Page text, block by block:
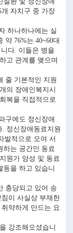
자치구 중 가장
하나하나에는 실
약 76%는 40~60대
다. 이들은 병을
고 관계를 맺으며
줄 기본적인 지원
의 장애인복지시
복을 직접적으로
구에도 정신장애
정신장애동료지원
발적으로 모여 서
하는 공간인 동료
원가 양성 및 동료
을 하고 있습니
충당되고 있어 송
이 사실상 부재한
약하게 만드는 요
강조해오셨습니